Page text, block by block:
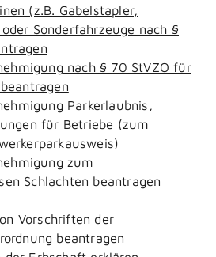
(z.B. Gabelstapler,
Sonderfahrzeuge nach §
nach § 70 StVZO für
Parkerlaubnis,
für Betriebe (zum
zum
Schlachten beantragen
Vorschriften der
beantragen